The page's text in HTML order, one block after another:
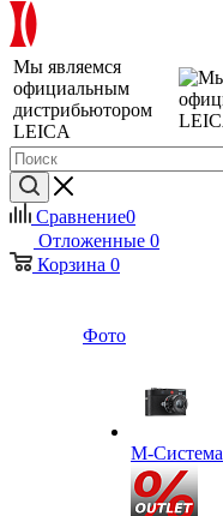
Мы являемся
официальным
дистрибьютором
LEICA
Сравнение0
Отложенные 0
Корзина 0
Фото
M-Система